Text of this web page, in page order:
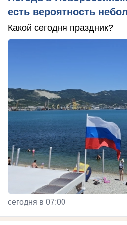
есть вероятность
Какой сегодня праздник?
сегодня в 07:00